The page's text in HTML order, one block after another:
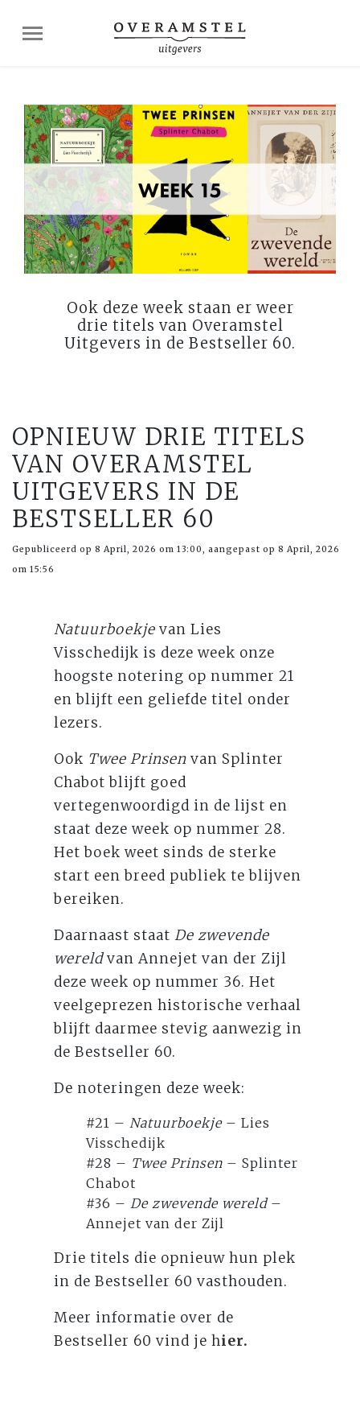
Ook deze week staan er weer
drie titels van Overamstel
Uitgevers in de Bestseller 60.
OPNIEUW DRIE TITELS
VAN OVERAMSTEL
UITGEVERS IN DE
BESTSELLER 60
Gepubliceerd op 8 April, 2026 om 13:00, aangepast op 8 April, 2026
om 15:56
Natuurboekje van Lies
Visschedijk is deze week onze
hoogste notering op nummer 21
en blijft een geliefde titel onder
lezers.
Ook Twee Prinsen van Splinter
Chabot blijft goed
vertegenwoordigd in de lijst en
staat deze week op nummer 28.
Het boek weet sinds de sterke
start een breed publiek te blijven
bereiken.
Daarnaast staatDe zwevende
wereldvan Annejet van der Zijl
deze week op nummer 36. Het
veelgeprezen historische verhaal
blijft daarmee stevig aanwezig in
de Bestseller 60.
De noteringen deze week:
#21 – Natuurboekje– Lies
Visschedijk
#28 – Twee Prinsen – Splinter
Chabot
#36 – De zwevende wereld–
Annejet van der Zijl
Drie titels die opnieuw hun plek
in de Bestseller 60 vasthouden.
Meer informatie over de
Bestseller 60 vind je hier.